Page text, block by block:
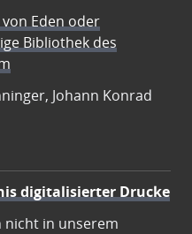
Eden oder
Bibliothek des
Johann Konrad
digitalisierter Drucke
nicht in unserem